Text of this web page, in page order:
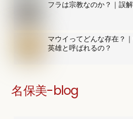
フラは宗教なのか？｜誤
マウイってどんな存在？
英雄と呼ばれるの？
名保美-blog